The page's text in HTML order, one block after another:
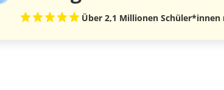
Über 2,1 Millionen